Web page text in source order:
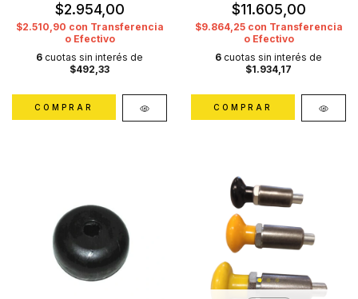
$2.954,00
$2.510,90 con Transferencia
o Efectivo
6 cuotas sin interés de
$492,33
$11.605,00
$9.864,25 con Transferencia
o Efectivo
6 cuotas sin interés de
$1.934,17